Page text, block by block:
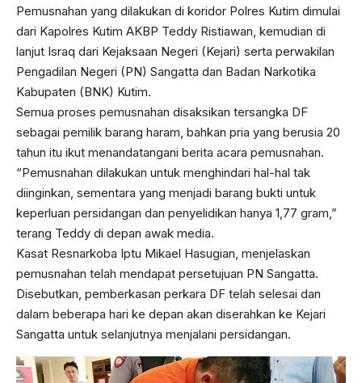
Pemusnahan yang dilakukan di koridor Polres Kutim dimulai
dari Kapolres Kutim AKBP Teddy Ristiawan, kemudian di
lanjut Israq dari Kejaksaan Negeri (Kejari) serta perwakilan
Pengadilan Negeri (PN) Sangatta dan Badan Narkotika
Kabupaten (BNK) Kutim.
Semua proses pemusnahan disaksikan tersangka DF
sebagai pemilik barang haram, bahkan pria yang berusia 20
tahun itu ikut menandatangani berita acara pemusnahan.
“Pemusnahan dilakukan untuk menghindari hal-hal tak
diinginkan, sementara yang menjadi barang bukti untuk
keperluan persidangan dan penyelidikan hanya 1,77 gram,”
terang Teddy di depan awak media.
Kasat Resnarkoba Iptu Mikael Hasugian, menjelaskan
pemusnahan telah mendapat persetujuan PN Sangatta.
Disebutkan, pemberkasan perkara DF telah selesai dan
dalam beberapa hari ke depan akan diserahkan ke Kejari
Sangatta untuk selanjutnya menjalani persidangan.